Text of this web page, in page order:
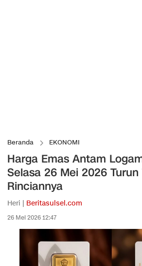
Beranda EKONOMI
Harga Emas Antam
Selasa 26 Mei 2026 Turun
Rinciannya
Heri | Beritasulsel.com
26 Mei 2026 12:47